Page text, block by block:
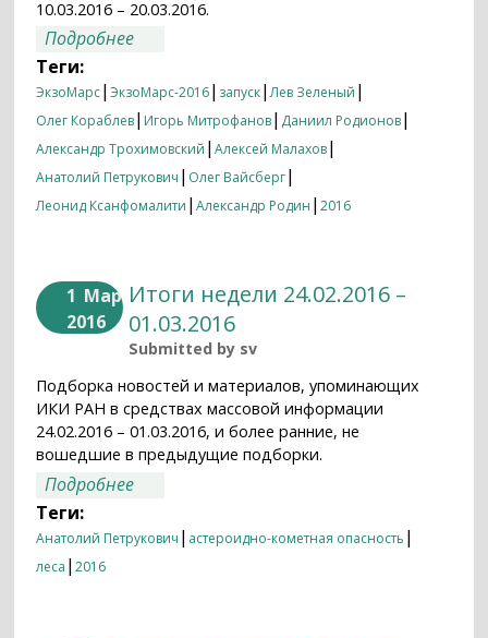
10.03.2016 – 20.03.2016.
Подробнее
Теги:
ЭкзоМарс|ЭкзоМарс-2016| запуск|Лев Зеленый |
Олег Кораблев| Игорь Митрофанов| Даниил Родионов|
Александр Трохимовский |Алексей Малахов|
Анатолий Петрукович | Олег Вайсберг|
Леонид Ксанфомалити |Александр Родин |2016
1 Мар
2016
Итоги недели 24.02.2016 –
01.03.2016
Submitted by sv
Подборка новостей и материалов, упоминающих
ИКИ РАН в средствах массовой информации
24.02.2016 – 01.03.2016, и более ранние, не
вошедшие в предыдущие подборки.
Подробнее
Теги:
Анатолий Петрукович | астероидно-кометная опасность |
леса |2016